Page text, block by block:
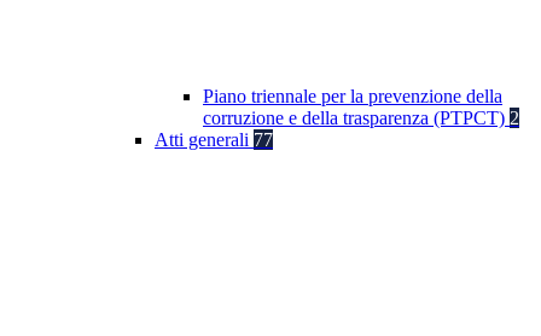
Piano triennale per la prevenzione della
corruzione e della trasparenza (PTPCT) 2
Atti generali 77